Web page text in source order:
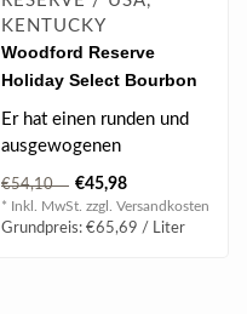
KENTUCKY
Woodford Reserve
Holiday Select Bourbon
Whiskey 0.7 l 43.20 % vol
Er hat einen runden und
ausgewogenen
Geschmack mit Aromen
von Karamell, Vanille ..
€54,10 €45,98
* Inkl. MwSt. zzgl. Versandkosten
Grundpreis: €65,69 / Liter